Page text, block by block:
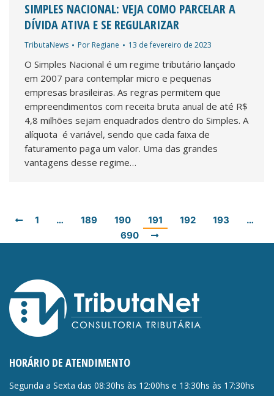
SIMPLES NACIONAL: VEJA COMO PARCELAR A
DÍVIDA ATIVA E SE REGULARIZAR
TributaNews Por Regiane 13 de fevereiro de 2023
O Simples Nacional é um regime tributário lançado
em 2007 para contemplar micro e pequenas
empresas brasileiras. As regras permitem que
empreendimentos com receita bruta anual de até R$
4,8 milhões sejam enquadrados dentro do Simples. A
alíquota é variável, sendo que cada faixa de
faturamento paga um valor. Uma das grandes
vantagens desse regime…
1 … 189 190 191 192 193
…
690
HORÁRIO DE ATENDIMENTO
Segunda a Sexta das 08:30hs às 12:00hs e 13:30hs às 17:30hs